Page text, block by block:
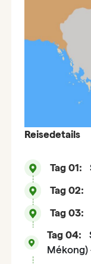
Reisedetails
Tag 01:
Tag 02:
Tag 03:
Tag 04:
Mékong)